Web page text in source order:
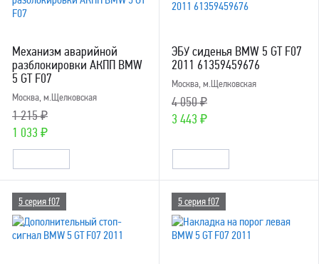
Механизм аварийной
разблокировки АКПП BMW
5 GT F07
Москва, м.Щелковская
1 215 ₽
1 033 ₽
ЭБУ сиденья BMW 5 GT F07
2011 61359459676
Москва, м.Щелковская
4 050 ₽
3 443 ₽
5 серия f07 5 серия f07